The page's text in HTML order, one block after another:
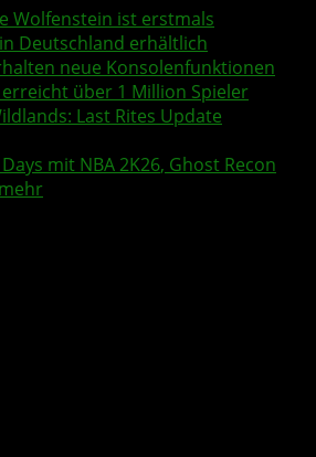
Wolfenstein ist erstmals
Deutschland erhältlich
neue Konsolenfunktionen
erreicht über 1 Million Spieler
: Last Rites Update
mit NBA 2K26, Ghost Recon